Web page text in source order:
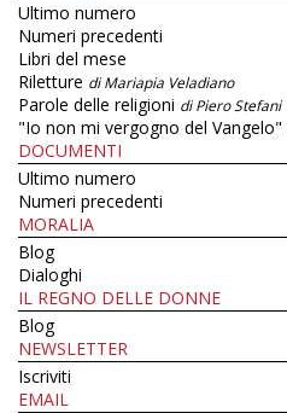
Ultimo numero
Numeri precedenti
Libri del mese
Riletture di Mariapia Veladiano
Parole delle religioni di Piero Stefani
"Io non mi vergogno del Vangelo"
DOCUMENTI
Ultimo numero
Numeri precedenti
MORALIA
Blog
Dialoghi
IL REGNO DELLE DONNE
Blog
NEWSLETTER
Iscriviti
EMAIL